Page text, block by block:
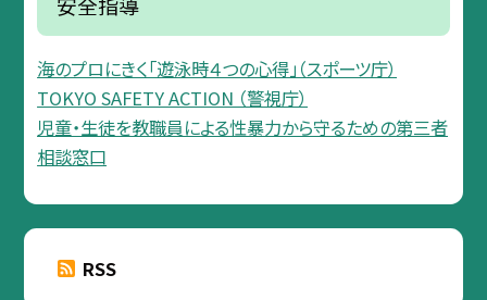
海のプロにきく「遊泳時４つの心得」（スポーツ庁）
TOKYO SAFETY ACTION （警視庁）
児童・生徒を教職員による性暴力から守るための第三者
相談窓口
RSS